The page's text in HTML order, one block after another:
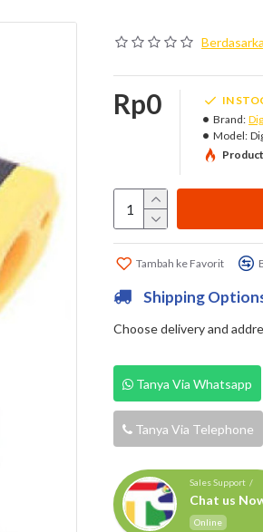
Rp0
IN
Brand:
Model:
Tambah ke Favorit
Shipping
Choose delivery and
Tanya Via Whatsapp
Tanya Via Telephone
Sales Support /
Chat us
Online